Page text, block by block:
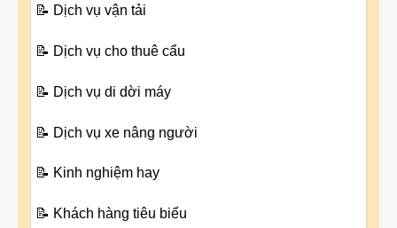
📝 Dịch vụ vận tải
📝 Dịch vụ cho thuê cẩu
📝 Dịch vụ di dời máy
📝 Dịch vụ xe nâng người
📝 Kinh nghiệm hay
📝 Khách hàng tiêu biểu